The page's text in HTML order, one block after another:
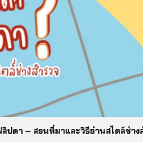
ปดา – สอนที่มาและวิธีอ่านสไตล์ช่าง